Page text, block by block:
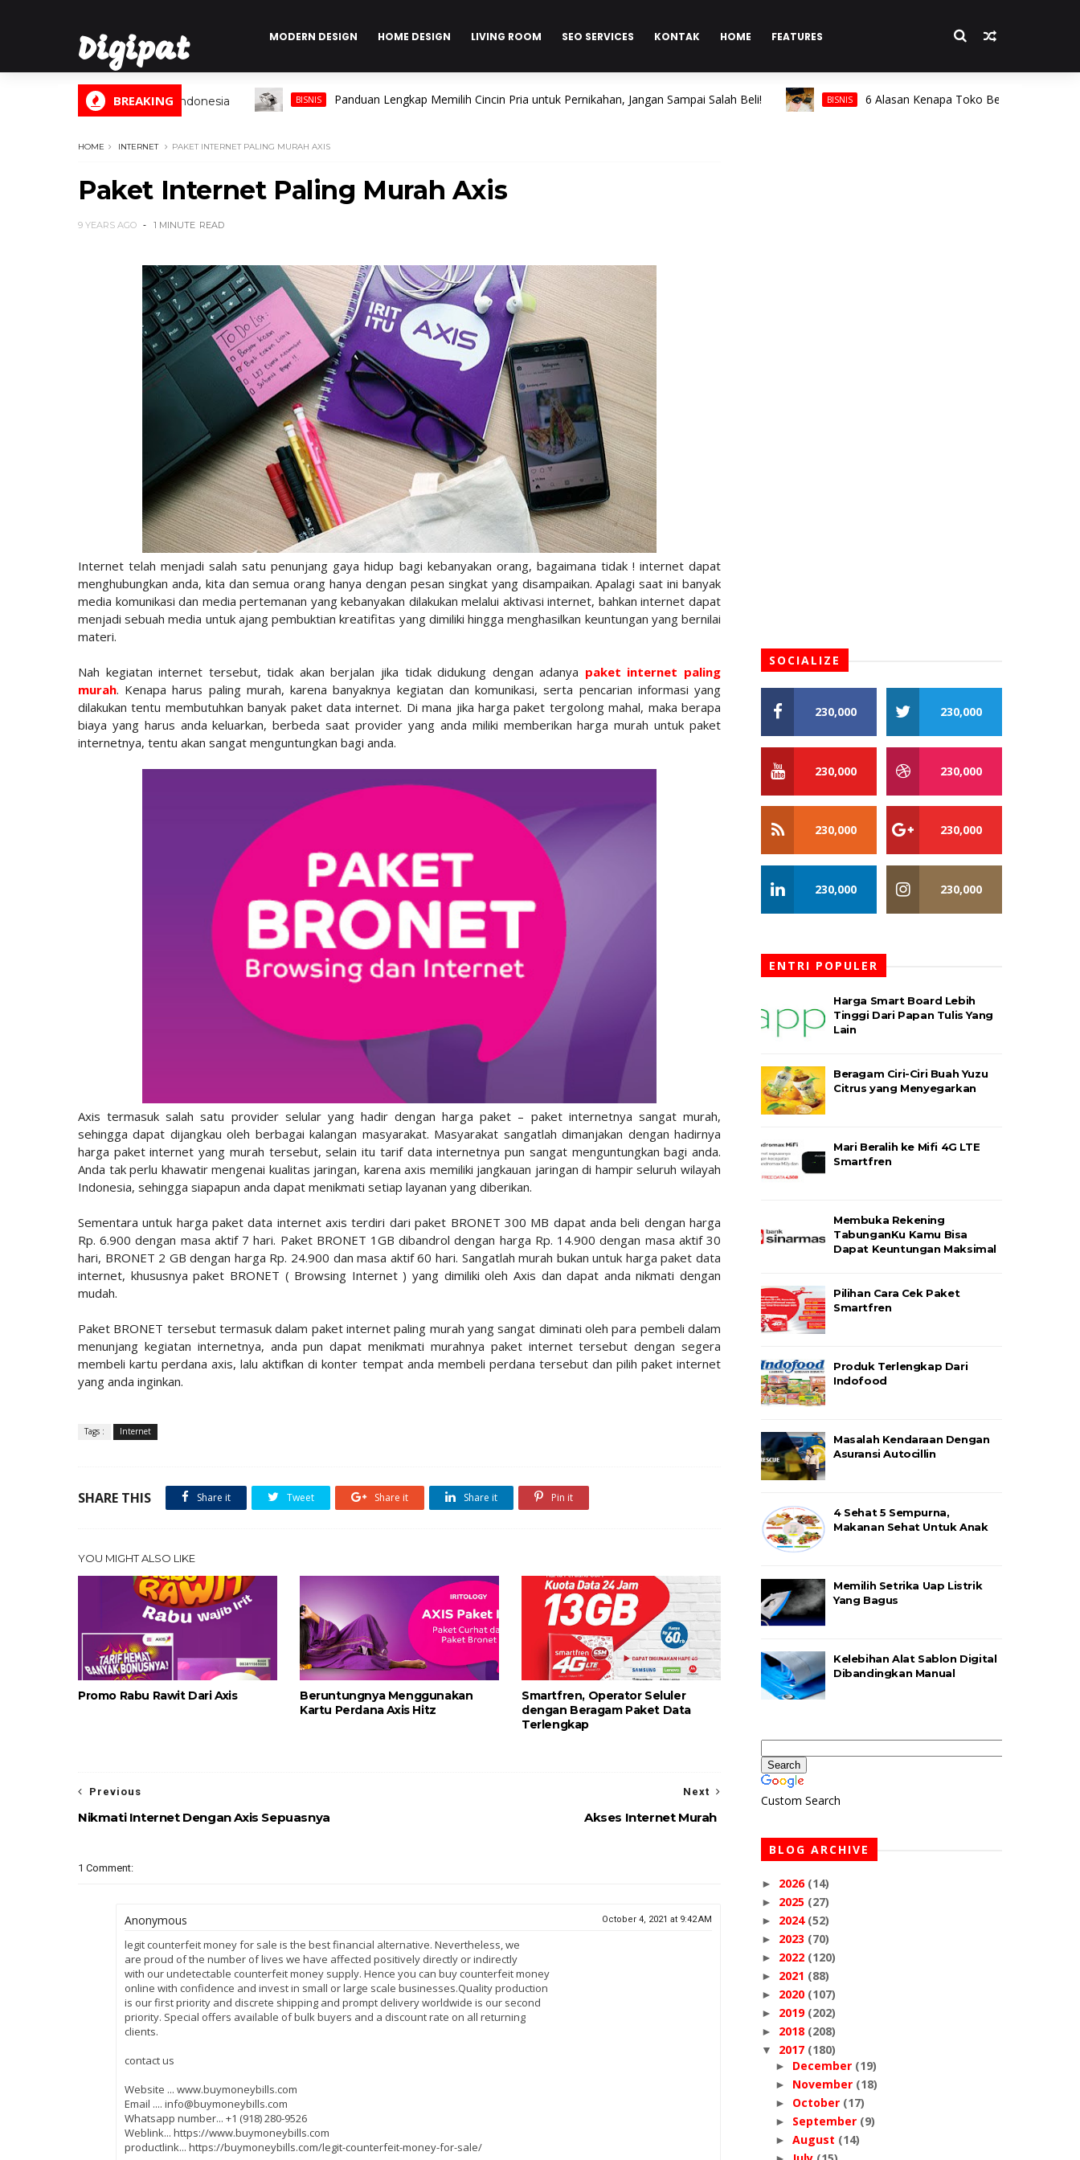
Digipat
Digital Informasi Indonesia
MODERN DESIGN HOME DESIGN LIVING ROOM SEO SERVICES KONTAK HOME FEATURES
BREAKING BISNIS Panduan Lengkap Memilih Cincin Pria untuk Pernikahan, Jangan Sampai Salah Beli! BISNIS 6 Alasan Kenapa Toko Berlian Bandung,
HOME INTERNET PAKET INTERNET PALING MURAH AXIS
Paket Internet Paling Murah Axis
9 YEARS AGO 1 MINUTE READ
Internet telah menjadi salah satu penunjang gaya hidup bagi kebanyakan orang, bagaimana tidak ! internet dapat
menghubungkan anda, kita dan semua orang hanya dengan pesan singkat yang disampaikan. Apalagi saat ini banyak
media komunikasi dan media pertemanan yang kebanyakan dilakukan melalui aktivasi internet, bahkan internet dapat
menjadi sebuah media untuk ajang pembuktian kreatifitas yang dimiliki hingga menghasilkan keuntungan yang bernilai
materi.
Nah kegiatan internet tersebut, tidak akan berjalan jika tidak didukung dengan adanya paket internet paling
murah. Kenapa harus paling murah, karena banyaknya kegiatan dan komunikasi, serta pencarian informasi yang
dilakukan tentu membutuhkan banyak paket data internet. Di mana jika harga paket tergolong mahal, maka berapa
biaya yang harus anda keluarkan, berbeda saat provider yang anda miliki memberikan harga murah untuk paket
internetnya, tentu akan sangat menguntungkan bagi anda.
Axis termasuk salah satu provider selular yang hadir dengan harga paket – paket internetnya sangat murah,
sehingga dapat dijangkau oleh berbagai kalangan masyarakat. Masyarakat sangatlah dimanjakan dengan hadirnya
harga paket internet yang murah tersebut, selain itu tarif data internetnya pun sangat menguntungkan bagi anda.
Anda tak perlu khawatir mengenai kualitas jaringan, karena axis memiliki jangkauan jaringan di hampir seluruh wilayah
Indonesia, sehingga siapapun anda dapat menikmati setiap layanan yang diberikan.
Sementara untuk harga paket data internet axis terdiri dari paket BRONET 300 MB dapat anda beli dengan harga
Rp. 6.900 dengan masa aktif 7 hari. Paket BRONET 1GB dibandrol dengan harga Rp. 14.900 dengan masa aktif 30
hari, BRONET 2 GB dengan harga Rp. 24.900 dan masa aktif 60 hari. Sangatlah murah bukan untuk harga paket data
internet, khususnya paket BRONET ( Browsing Internet ) yang dimiliki oleh Axis dan dapat anda nikmati dengan
mudah.
Paket BRONET tersebut termasuk dalam paket internet paling murah yang sangat diminati oleh para pembeli dalam
menunjang kegiatan internetnya, anda pun dapat menikmati murahnya paket internet tersebut dengan segera
membeli kartu perdana axis, lalu aktifkan di konter tempat anda membeli perdana tersebut dan pilih paket internet
yang anda inginkan.
Tags : Internet
SHARE THIS Share it Tweet Share it Share it Pin it
YOU MIGHT ALSO LIKE
Promo Rabu Rawit Dari Axis
Beruntungnya Menggunakan
Kartu Perdana Axis Hitz
Smartfren, Operator Seluler
dengan Beragam Paket Data
Terlengkap
Next
Akses Internet Murah
Previous
Nikmati Internet Dengan Axis Sepuasnya
1 Comment:
Anonymous October 4, 2021 at 9:42 AM
legit counterfeit money for sale is the best financial alternative. Nevertheless, we
are proud of the number of lives we have affected positively directly or indirectly
with our undetectable counterfeit money supply. Hence you can buy counterfeit money
online with confidence and invest in small or large scale businesses.Quality production
is our first priority and discrete shipping and prompt delivery worldwide is our second
priority. Special offers available of bulk buyers and a discount rate on all returning
clients.
contact us
Website ... www.buymoneybills.com
Email .... info@buymoneybills.com
Whatsapp number... +1 (918) 280-9526
Weblink... https://www.buymoneybills.com
productlink... https://buymoneybills.com/legit-counterfeit-money-for-sale/
SOCIALIZE
230,000 230,000
230,000 230,000
230,000 230,000
230,000 230,000
ENTRI POPULER
Harga Smart Board Lebih
Tinggi Dari Papan Tulis Yang
Lain
Beragam Ciri-Ciri Buah Yuzu
Citrus yang Menyegarkan
Mari Beralih ke Mifi 4G LTE
Smartfren
Membuka Rekening
TabunganKu Kamu Bisa
Dapat Keuntungan Maksimal
Pilihan Cara Cek Paket
Smartfren
Produk Terlengkap Dari
Indofood
Masalah Kendaraan Dengan
Asuransi Autocillin
4 Sehat 5 Sempurna,
Makanan Sehat Untuk Anak
Memilih Setrika Uap Listrik
Yang Bagus
Kelebihan Alat Sablon Digital
Dibandingkan Manual
Custom Search
BLOG ARCHIVE
► 2026 (14)
► 2025 (27)
► 2024 (52)
► 2023 (70)
► 2022 (120)
► 2021 (88)
► 2020 (107)
► 2019 (202)
► 2018 (208)
▼ 2017 (180)
► December (19)
► November (18)
► October (17)
► September (9)
► August (14)